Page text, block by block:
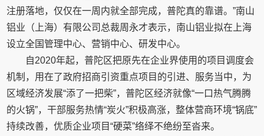
注册落地，仅仅在一周内就全部完成，普陀真的靠谱。”南山
铝业（上海）有限公司总裁周永才表示，南山铝业拟在上海
设立全国管理中心、营销中心、研发中心。
自2020年起，普陀区把原先在企业界使用的项目调度会
机制，用在了政府招商引资重点项目的引进、服务当中，为
区域经济发展“添了一把柴”，普陀区经济就像“一口热气腾腾
的火锅”，干部服务热情“炭火”积极高涨，整体营商环境“锅底”
持续改善，优质企业项目“硬菜”络绎不绝纷至沓来。